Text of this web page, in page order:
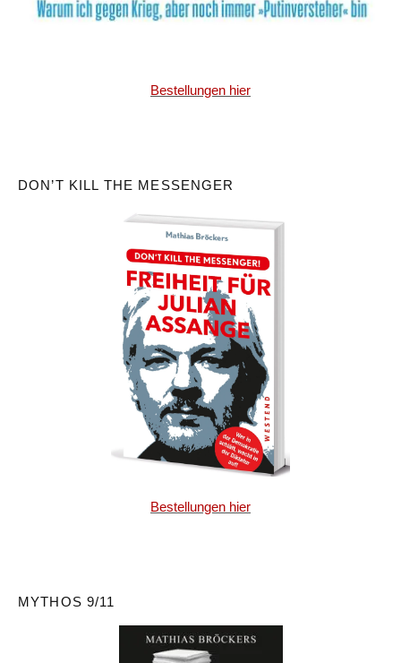
Bestellungen hier
DON’T KILL THE MESSENGER
Bestellungen hier
MYTHOS 9/11